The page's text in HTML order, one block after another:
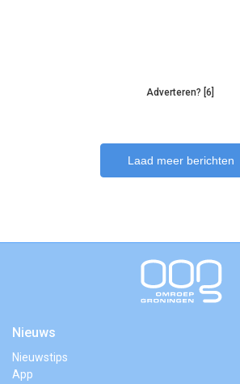
Adverteren? [6]
Laad meer berichten
Nieuws
Nieuwstips
App